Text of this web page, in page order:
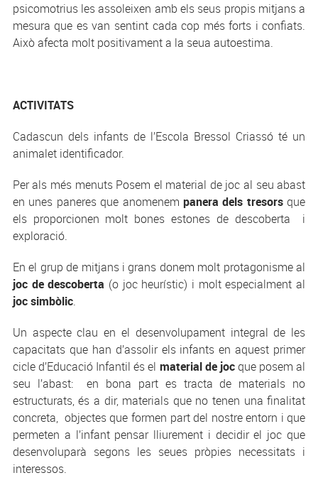
psicomotrius les assoleixen amb els seus propis mitjans a
mesura que es van sentint cada cop més forts i confiats.
Això afecta molt positivament a la seua autoestima.
ACTIVITATS
Cadascun dels infants de l’Escola Bressol Criassó té un
animalet identificador.
Per als més menuts Posem el material de joc al seu abast
en unes paneres que anomenem panera dels tresorsque
els proporcionen molt bones estones de descoberta i
exploració.
En el grup de mitjans i grans donem molt protagonisme al
joc de descoberta (o joc heurístic) i molt especialment al
joc simbòlic.
Un aspecte clau en el desenvolupament integral de les
capacitats que han d’assolir els infants en aquest primer
cicle d’Educació Infantil és el material de joc que posem al
seu l’abast: en bona part es tracta de materials no
estructurats, és a dir, materials que no tenen una finalitat
concreta, objectes que formen part del nostre entorn i que
permeten a l’infant pensar lliurement i decidir el joc que
desenvoluparà segons les seues pròpies necessitats i
interessos.